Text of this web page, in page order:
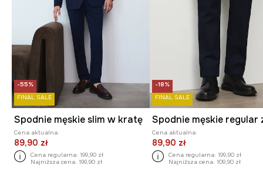
-55%
FINAL SALE
Spodnie męskie slim w kratę
Cena aktualna:
89,90 zł
Cena regularna: 199,90 zł
Najniższa cena: 199,90 zł
-18%
FINAL SALE
Cena aktualna:
89,90 zł
Cena regularna: 199,90 zł
Najniższa cena: 109,90 zł